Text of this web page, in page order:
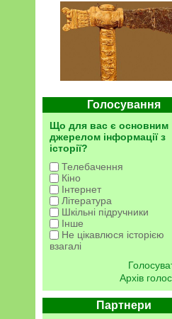
Голосування
Що для вас є основним
джерелом інформації з
історії?
Телебачення
Кіно
Інтернет
Література
Шкільні підручники
Інше
Не цікавлюся історією
взагалі
Архів
Партнери